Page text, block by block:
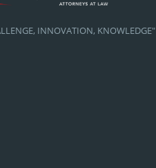
INNOVATION, KNOWLEDGE"